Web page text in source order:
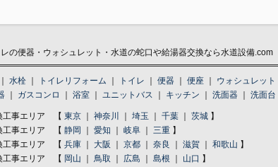
レの便器・ウォシュレット・水道の蛇口や給湯器交換なら水道設備.com
水栓 トイレリフォーム トイレ 便器 便座 ウォシュレット
ガスコンロ 浴室 ユニットバス キッチン 洗面器 洗面台
工事エリア 【 東京 神奈川 埼玉 千葉 茨城 】
工事エリア 【 静岡 愛知 岐阜 三重 】
工事エリア 【 兵庫 大阪 京都 奈良 滋賀 和歌山 】
工事エリア 【 岡山 鳥取 広島 島根 山口 】